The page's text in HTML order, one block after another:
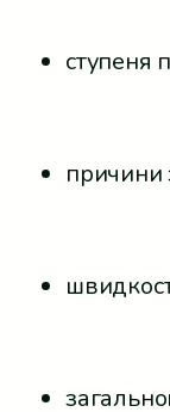
ступеня
причини